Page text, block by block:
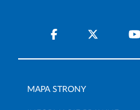
MAPA STRONY